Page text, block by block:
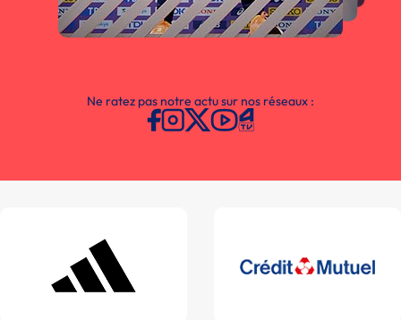
Ne ratez pas notre actu sur nos réseaux :